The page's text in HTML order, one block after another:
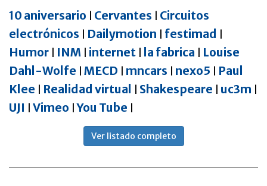
10 aniversario Cervantes
Circuitos
electrónicos
Dailymotion festimad
Humor INM internet la fabrica
Louise
Dahl-Wolfe MECD mncars nexo5
Paul
Klee
Realidad virtual Shakespeare uc3m
UJI Vimeo |You Tube
Ver listado completo